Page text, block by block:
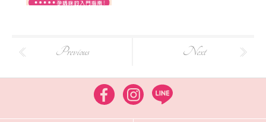
Previous Next